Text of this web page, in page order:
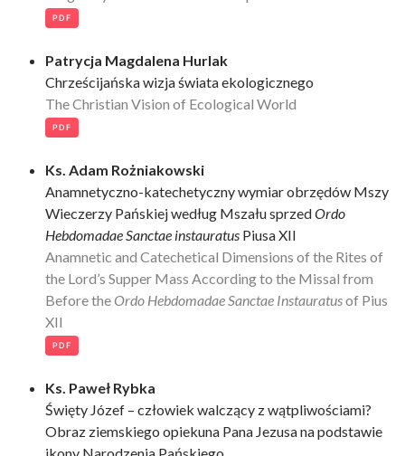
PDF
Patrycja Magdalena Hurlak
Chrześcijańska wizja świata ekologicznego
The Christian Vision of Ecological World
PDF
Ks. Adam Rożniakowski
Anamnetyczno-katechetyczny wymiar obrzędów Mszy
Wieczerzy Pańskiej według Mszału sprzedOrdo
Hebdomadae Sanctae instauratus Piusa XII
Anamnetic and Catechetical Dimensions of the Rites of
the Lord’s Supper Mass According to the Missal from
Before the Ordo Hebdomadae Sanctae Instauratusof Pius
XII
PDF
Ks. Paweł Rybka
Święty Józef – człowiek walczący z wątpliwościami?
Obraz ziemskiego opiekuna Pana Jezusa na podstawie